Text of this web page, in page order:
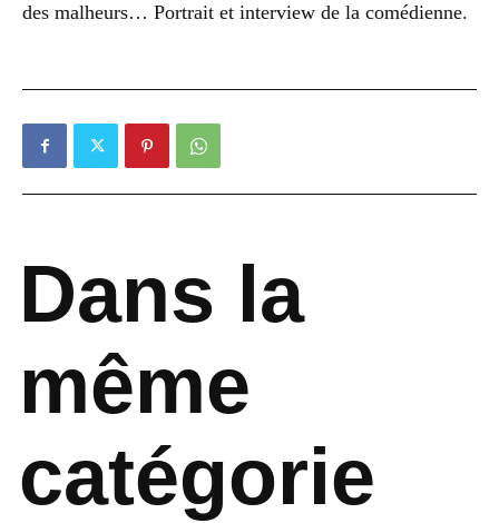
des malheurs… Portrait et interview de la comédienne.
Dans la
même
catégorie